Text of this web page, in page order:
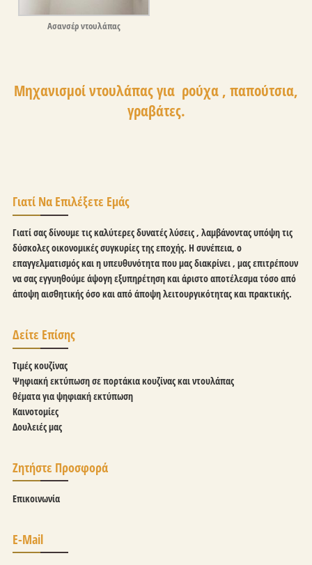
Ασανσέρ ντουλάπας
Μηχανισμοί ντουλάπας για ρούχα , παπούτσια,
γραβάτες.
Γιατί Να Επιλέξετε Εμάς
Γιατί σας δίνουμε τις καλύτερες δυνατές λύσεις , λαμβάνοντας υπόψη τις
δύσκολες οικονομικές συγκυρίες της εποχής. Η συνέπεια, ο
επαγγελματισμός και η υπευθυνότητα που μας διακρίνει , μας επιτρέπουν
να σας εγγυηθούμε άψογη εξυπηρέτηση και άριστο αποτέλεσμα τόσο από
άποψη αισθητικής όσο και από άποψη λειτουργικότητας και πρακτικής.
Δείτε Επίσης
Τιμές κουζίνας
Ψηφιακή εκτύπωση σε πορτάκια κουζίνας και ντουλάπας
θέματα για ψηφιακή εκτύπωση
Καινοτομίες
Δουλειές μας
Ζητήστε Προσφορά
Επικοινωνία
E-Mail